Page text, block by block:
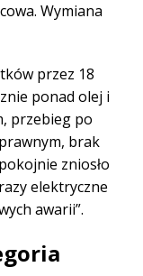
Wymiana
przez 18
ponad olej i
przebieg po
brak
zniosło
elektryczne
awarii”.